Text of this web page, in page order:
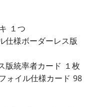
１つ
仕様ボーダーレス版
版統率者カード １枚
ォイル仕様カード 98